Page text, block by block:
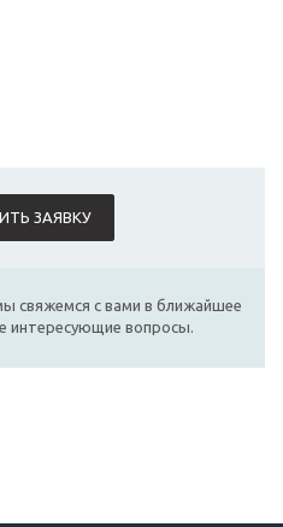
ЗАЯВКУ
свяжемся с вами в ближайшее
интересующие вопросы.